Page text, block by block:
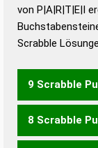
von P|A|R|T|E|I
Scrabble
9 Scrabble
APTIER PARTIE
8 Scrabble